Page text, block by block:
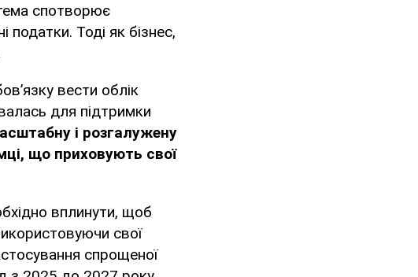
спотворює
податки. Тоді як бізнес,
вести облік
для підтримки
і розгалужену
що приховують свої
вплинути, щоб
свої
спрощеної